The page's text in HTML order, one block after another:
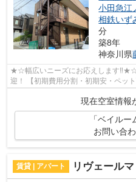
小田急江
相鉄いず
分
築8年
神奈川県
★☆幅広いニーズにお応えします‼★☆
迎！ 【初期費用分割・初期安・ペッ
新築・デザイナーズなど】 ネット非
現在空室情報
「ベイル
お問い合
賃貸 | アパート リヴェール